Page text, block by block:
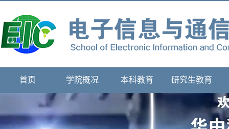
首页 学院概况 本科教育 研究生教育